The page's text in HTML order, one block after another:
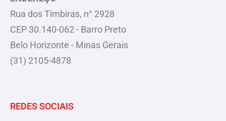
Rua dos Timbiras, n° 2928
CEP 30.140-062 - Barro Preto
Belo Horizonte - Minas Gerais
(31) 2105-4878
REDES SOCIAIS